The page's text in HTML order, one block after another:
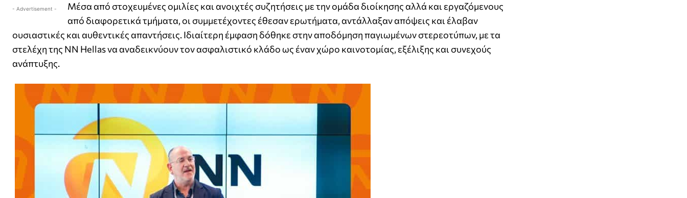
- Advertisement -
Μέσα από στοχευμένες ομιλίες και ανοιχτές συζητήσεις με την ομάδα διοίκησης αλλά και εργαζόμενους
από διαφορετικά τμήματα, οι συμμετέχοντες έθεσαν ερωτήματα, αντάλλαξαν απόψεις και έλαβαν
ουσιαστικές και αυθεντικές απαντήσεις. Ιδιαίτερη έμφαση δόθηκε στην αποδόμηση παγιωμένων στερεοτύπων, με τα
στελέχη της NN Hellas να αναδεικνύουν τον ασφαλιστικό κλάδο ως έναν χώρο καινοτομίας, εξέλιξης και συνεχούς
ανάπτυξης.